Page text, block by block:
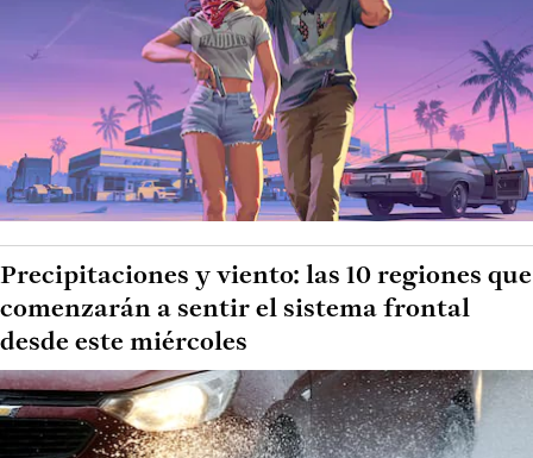
Precipitaciones y viento: las 10 regiones que
comenzarán a sentir el sistema frontal
desde este miércoles